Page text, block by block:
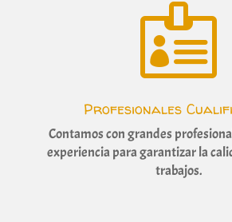

Profesionales
Contamos con grandes
experiencia para garantizar la
trabajos.